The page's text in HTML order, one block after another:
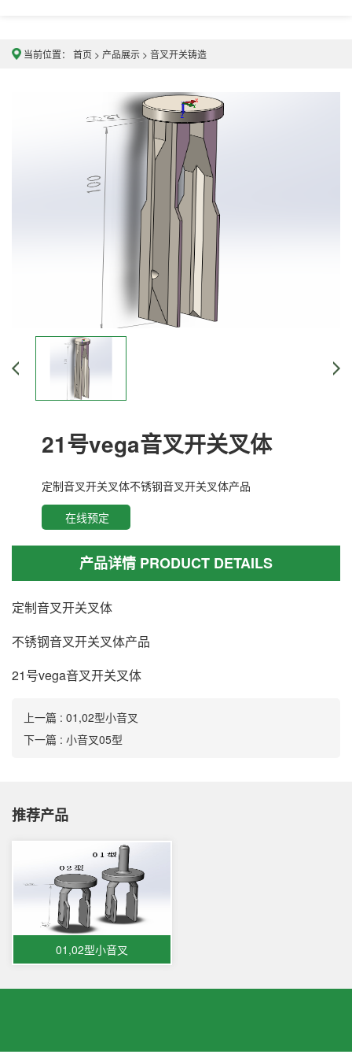
当前位置： 首页 > 产品展示 > 音叉开关铸造
21号vega音叉开关叉体
定制音叉开关叉体不锈钢音叉开关叉体产品
在线预定
产品详情 PRODUCT DETAILS
定制音叉开关叉体
不锈钢音叉开关叉体产品
21号vega音叉开关叉体
上一篇 : 01,02型小音叉
下一篇 : 小音叉05型
推荐产品
01,02型小音叉